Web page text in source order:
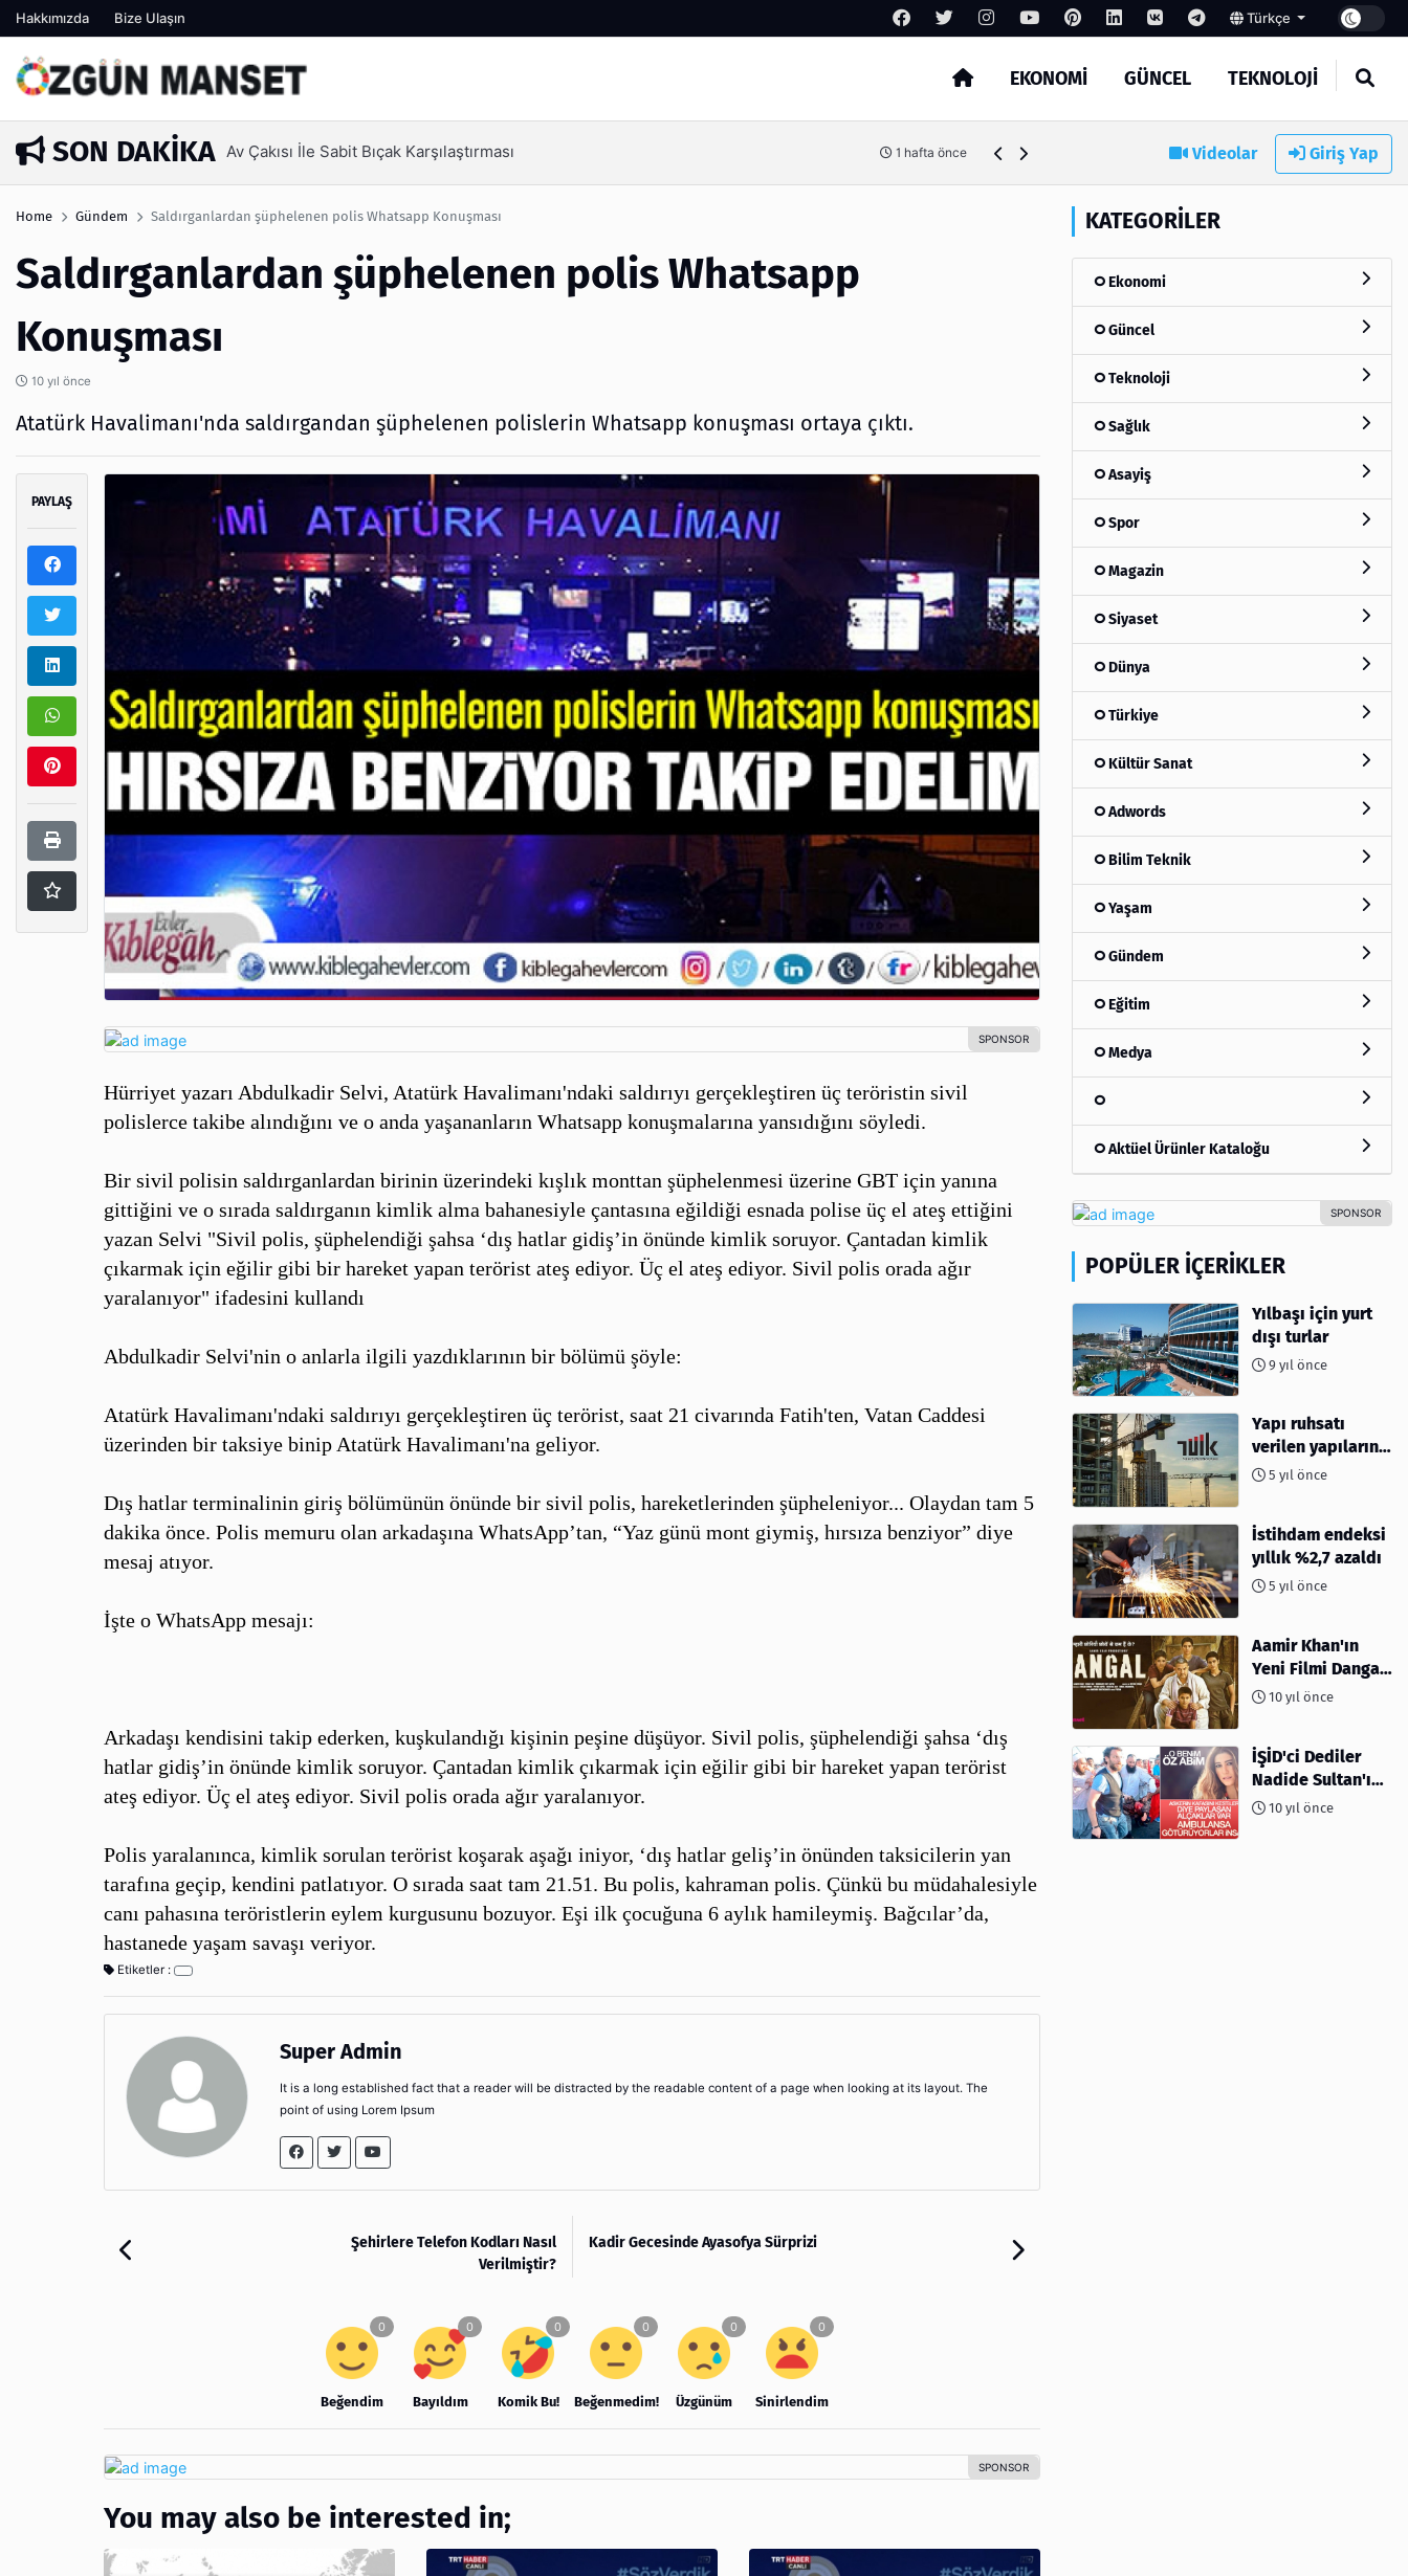
Hakkımızda Bize Ulaşın Türkçe
EKONOMI GÜNCEL TEKNOLOJI
Arama
SON DAKIKA
1 hafta önce Kanaat Önderi Hüseyin Kuruçay Kimdir? 3 hafta önce Videolar Giriş Yap
Home Gündem Saldırganlardan şüphelenen polis Whatsapp Konuşması
Saldırganlardan şüphelenen polis Whatsapp
Konuşması
10 yıl önce
Atatürk Havalimanı'nda saldırgandan şüphelenen polislerin Whatsapp konuşması ortaya çıktı.
PAYLAŞ
Hürriyet yazarı Abdulkadir Selvi, Atatürk Havalimanı'ndaki saldırıyı gerçekleştiren üç teröristin sivil
polislerce takibe alındığını ve o anda yaşananların Whatsapp konuşmalarına yansıdığını söyledi.
Bir sivil polisin saldırganlardan birinin üzerindeki kışlık monttan şüphelenmesi üzerine GBT için yanına
gittiğini ve o sırada saldırganın kimlik alma bahanesiyle çantasına eğildiği esnada polise üç el ateş ettiğini
yazan Selvi "Sivil polis, şüphelendiği şahsa ‘dış hatlar gidiş’in önünde kimlik soruyor. Çantadan kimlik
çıkarmak için eğilir gibi bir hareket yapan terörist ateş ediyor. Üç el ateş ediyor. Sivil polis orada ağır
yaralanıyor" ifadesini kullandı
Abdulkadir Selvi'nin o anlarla ilgili yazdıklarının bir bölümü şöyle:
Atatürk Havalimanı'ndaki saldırıyı gerçekleştiren üç terörist, saat 21 civarında Fatih'ten, Vatan Caddesi
üzerinden bir taksiye binip Atatürk Havalimanı'na geliyor.
Dış hatlar terminalinin giriş bölümünün önünde bir sivil polis, hareketlerinden şüpheleniyor... Olaydan tam 5
dakika önce. Polis memuru olan arkadaşına WhatsApp’tan, “Yaz günü mont giymiş, hırsıza benziyor” diye
mesaj atıyor.
İşte o WhatsApp mesajı:
Arkadaşı kendisini takip ederken, kuşkulandığı kişinin peşine düşüyor. Sivil polis, şüphelendiği şahsa ‘dış
hatlar gidiş’in önünde kimlik soruyor. Çantadan kimlik çıkarmak için eğilir gibi bir hareket yapan terörist
ateş ediyor. Üç el ateş ediyor. Sivil polis orada ağır yaralanıyor.
Polis yaralanınca, kimlik sorulan terörist koşarak aşağı iniyor, ‘dış hatlar geliş’in önünden taksicilerin yan
tarafına geçip, kendini patlatıyor. O sırada saat tam 21.51. Bu polis, kahraman polis. Çünkü bu müdahalesiyle
canı pahasına teröristlerin eylem kurgusunu bozuyor. Eşi ilk çocuğuna 6 aylık hamileymiş. Bağcılar’da,
hastanede yaşam savaşı veriyor.
Etiketler :
Super Admin
It is a long established fact that a reader will be distracted by the readable content of a page when looking at its layout. The
point of using Lorem Ipsum
Şehirlere Telefon Kodları Nasıl
Verilmiştir?
Kadir Gecesinde Ayasofya Sürprizi
Beğendim Bayıldım Komik Bu! Beğenmedim! Üzgünüm Sinirlendim
You may also be interested in;
KATEGORILER
Ekonomi
Güncel
Teknoloji
Sağlık
Asayiş
Spor
Magazin
Siyaset
Dünya
Türkiye
Kültür Sanat
Adwords
Bilim Teknik
Yaşam
Gündem
Eğitim
Medya
Aktüel Ürünler Kataloğu
POPÜLER İÇERIKLER
Yılbaşı için yurt
dışı turlar
9 yıl önce
Yapı ruhsatı
verilen yapıların
yüzölçümü %40,8
5 yıl önce
İstihdam endeksi
yıllık %2,7 azaldı
5 yıl önce
Aamir Khan'ın
Yeni Filmi Dangal
Hakkında Herşey
10 yıl önce
İŞİD'ci Dediler
Nadide Sultan'ın
Öz Abisi Çıktı
10 yıl önce